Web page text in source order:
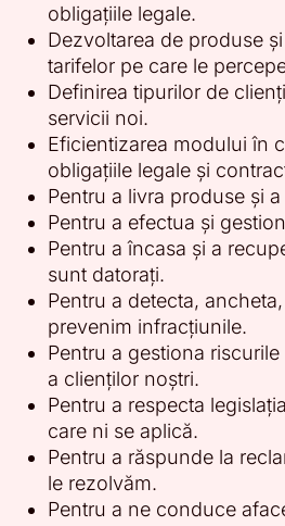
obligațiile legale.
Dezvoltarea de produse
tarifelor pe care le
Definirea tipurilor de
servicii noi.
Eficientizarea modului în
obligațiile legale și
Pentru a livra produse și
Pentru a efectua și
Pentru a încasa și a
sunt datorați.
Pentru a detecta,
prevenim infracțiunile.
Pentru a gestiona
a clienților noștri.
Pentru a respecta
care ni se aplică.
Pentru a răspunde la
le rezolvăm.
Pentru a ne conduce